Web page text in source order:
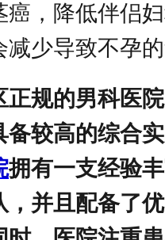
癌，降低伴侣
少导致不孕的
正规的男科医
较高的综合实
拥有一支经验
，并且配备了